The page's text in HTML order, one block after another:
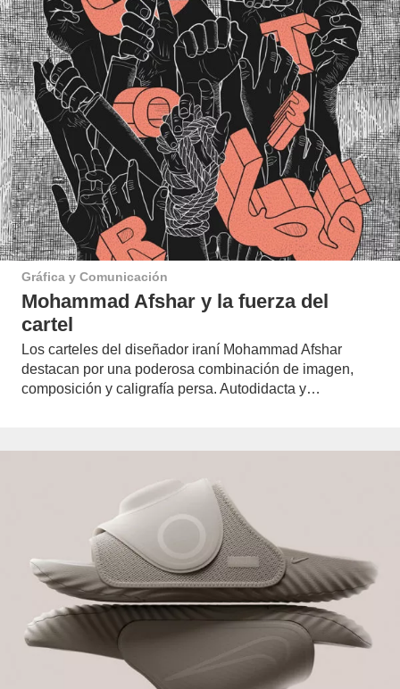
Gráfica y Comunicación
Mohammad Afshar y la fuerza del
cartel
Los carteles del diseñador iraní Mohammad Afshar
destacan por una poderosa combinación de imagen,
composición y caligrafía persa. Autodidacta y…